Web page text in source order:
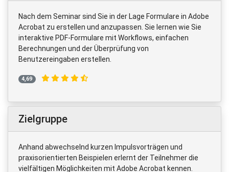
Nach dem Seminar sind Sie in der Lage Formulare in Adobe
Acrobat zu erstellen und anzupassen. Sie lernen wie Sie
interaktive PDF-Formulare mit Workflows, einfachen
Berechnungen und der Überprüfung von
Benutzereingaben erstellen.
4,69
Zielgruppe
Anhand abwechselnd kurzen Impulsvorträgen und
praxisorientierten Beispielen erlernt der Teilnehmer die
vielfältigen Möglichkeiten mit Adobe Acrobat kennen.